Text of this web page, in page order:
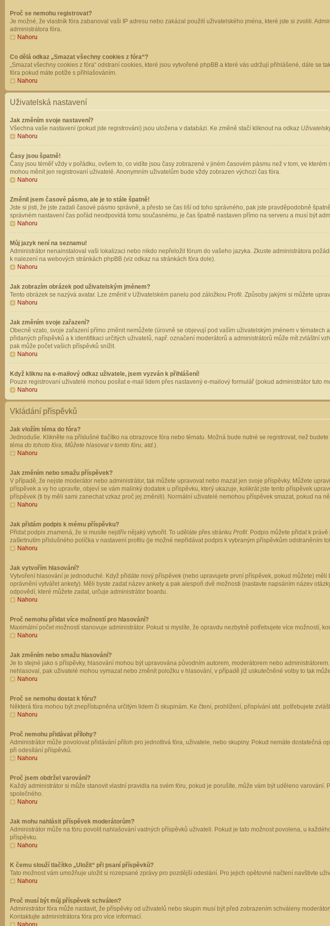
Proč se nemohu registrovat?
Je možné, že vlastník fóra zabanoval vaši IP adresu nebo zakázal použití uživatelského jména, které jste si zvolili.
administrátora fóra.
Nahoru
Co dělá odkaz „Smazat všechny cookies z fóra“?
„Smazat všechny cookies z fóra“ odstraní cookies, které jsou vytvořené phpBB a které vás udržují přihlášené, dále
fóra pokud máte potíže s přihlašováním.
Nahoru
Uživatelská nastavení
Jak změním svoje nastavení?
Všechna vaše nastavení (pokud jste registrováni) jsou uložena v databázi. Ke změně stačí kliknout na odkaz
Nahoru
Časy jsou špatně!
Časy jsou téměř vždy v pořádku, ovšem to, co vidíte jsou časy zobrazené v jiném časovém pásmu než v tom, ve
mohou měnit jen registrovaní uživatelé. Anonymním uživatelům bude vždy zobrazen výchozí čas fóra.
Nahoru
Změnil jsem časové pásmo, ale je to stále špatně!
Jste si jisti, že jste zadali časové pásmo správně, a přesto se čas liší od toho správného, pak jste pravděpodobně
správném nastavení čas pořád neodpovídá tomu současnému, je čas špatně nastaven přímo na serveru a musí být
Nahoru
Můj jazyk není na seznamu!
Administrátor nenainstaloval vaši lokalizaci nebo nikdo nepřeložil fórum do vašeho jazyka. Zkuste administrátora
k nalezení na webových stránkách phpBB (viz odkaz na stránkách fóra dole).
Nahoru
Jak zobrazím obrázek pod uživatelským jménem?
Tento obrázek se nazývá avatar. Lze změnit v Uživatelském panelu pod záložkou Profil. Způsoby jakými si můžete
Nahoru
Jak změním svoje zařazení?
Obecně vzato, svoje zařazení přímo změnit nemůžete (úrovně se objevují pod vaším uživatelským jménem v
přidaných příspěvků a k identifikaci určitých uživatelů, např. označení moderátorů a administrátorů může mít zvláštní
pak může počet vašich příspěvků snížit.
Nahoru
Když kliknu na e-mailový odkaz uživatele, jsem vyzván k přihlášení!
Pouze registrovaní uživatelé mohou posílat e-mail lidem přes nastavený e-mailový formulář (pokud administrátor
Nahoru
Vkládání příspěvků
Jak vložím téma do fóra?
Jednoduše. Klikněte na příslušné tlačítko na obrazovce fóra nebo tématu. Možná bude nutné se registrovat, než
téma do tohoto fóra, Můžete hlasovat v tomto fóru, atd.).
Nahoru
Jak změním nebo smažu příspěvek?
V případě, že nejste moderátor nebo administrátor, tak můžete upravovat nebo mazat jen svoje příspěvky. Můžete
příspěvek a vy ho upravíte, objeví se vám malinký dodatek u příspěvku, který ukazuje, kolikrát jste tento příspěvek
příspěvek (ti by měli sami zanechat vzkaz proč jej změnili). Normální uživatelé nemohou příspěvek smazat, pokud na
Nahoru
Jak přidám podpis k mému příspěvku?
Přidat podpis znamená, že si musíte nejdřív nějaký vytvořit. To uděláte přes stránku Profil. Podpis můžete přidat k
zaškrtnutím příslušného políčka v nastavení profilu (je možné nepřidávat podpis k vybraným příspěvkům odstraněním
Nahoru
Jak vytvořím hlasování?
Vytvoření hlasování je jednoduché. Když přidáte nový příspěvek (nebo upravujete první příspěvek, pokud můžete) měli
oprávnění vytvářet ankety). Měli byste zadat název ankety a pak alespoň dvě možnosti (nastavte napsáním název
odpovědí, které můžete zadat, určuje administrátor boardu.
Nahoru
Proč nemohu přidat více možností pro hlasování?
Maximální počet možností stanovuje administrátor. Pokud si myslíte, že opravdu nezbytně potřebujete více možností,
Nahoru
Jak změním nebo smažu hlasování?
Je to stejné jako s příspěvky, hlasování mohou být upravována původním autorem, moderátorem nebo
nehlasoval, pak uživatelé mohou vymazat nebo změnit položku v hlasování, v případě již uskutečněné volby to tak
Nahoru
Proč se nemohu dostat k fóru?
Některá fóra mohou být znepřístupněna určitým lidem či skupinám. Ke čtení, prohlížení, přispívání atd. potřebujete
Nahoru
Proč nemohu přidávat přílohy?
Administrátor může povolovat přidávání příloh pro jednotlivá fóra, uživatele, nebo skupiny. Pokud nemáte dostatečná
při odesílání příspěvků.
Nahoru
Proč jsem obdržel varování?
Každý administrátor si může stanovit vlastní pravidla na svém fóru, pokud je porušíte, může vám být uděleno
společného.
Nahoru
Jak mohu nahlásit příspěvek moderátorům?
Administrátor může na fóru povolit nahlašování vadných příspěvků uživateli. Pokud je tato možnost povolena, u
příspěvku.
Nahoru
K čemu slouží tlačítko „Uložit“ při psaní příspěvků?
Tato možnost vám umožňuje uložit si rozepsané zprávy pro pozdější odeslání. Pro jejich opětovné načtení navštivte
Nahoru
Proč musí být můj příspěvek schválen?
Administrátor fóra může nastavit, že příspěvky od uživatelů nebo skupin musí být před zobrazením schváleny
Kontaktujte administrátora fóra pro více informací.
Nahoru